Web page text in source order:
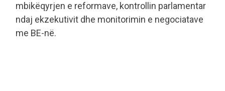
mbikëqyrjen e reformave, kontrollin parlamentar
ndaj ekzekutivit dhe monitorimin e negociatave
me BE-në.